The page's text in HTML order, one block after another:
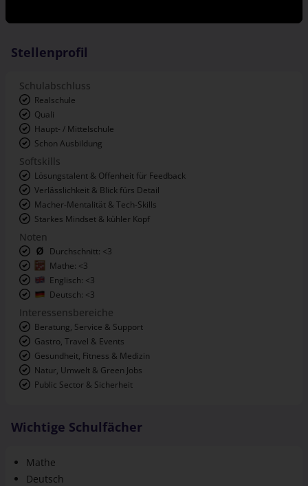
Stellenprofil
Schulabschluss
Realschule
Quali
Haupt- / Mittelschule
Schon Ausbildung
Softskills
Lösungstalent & Offenheit für Feedback
Verlässlichkeit & Blick fürs Detail
Macher-Mentalität & Tech-Skills
Starkes Mindset & kühler Kopf
Noten
Durchschnitt: <3
Mathe: <3
Englisch: <3
Deutsch: <3
Interessensbereiche
Beratung, Service & Support
Gastro, Travel & Events
Gesundheit, Fitness & Medizin
Natur, Umwelt & Green Jobs
Public Sector & Sicherheit
Wichtige Schulfächer
Mathe
Deutsch